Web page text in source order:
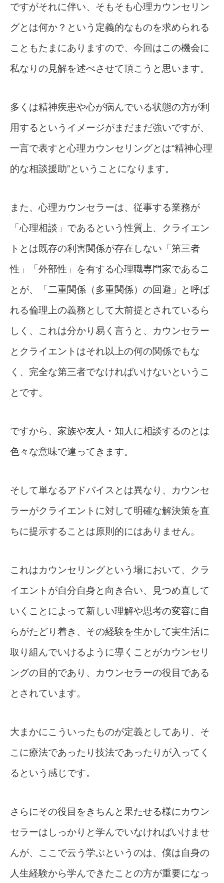
ですがそれに伴い、そもそも心理カウンセリン
グとは何か？という定義的なものを求められる
こともたまにありますので、今回はこの機会に
私なりの見解を述べさせて頂こうと思います。
多くは精神疾患や心が病んでいる状態の方が利
用するというイメージがまだまだ強いですが、
一言で表すと心理カウンセリングとは“精神心理
的な相談援助”ということになります。
また、心理カウンセラーは、従事する業務が
「心理相談」であるという性質上、クライエン
トとは既存の利害関係が存在しない「第三者
性」「外部性」を有する心理職専門家であるこ
とが、「二重関係（多重関係）の回避」と呼ば
れる倫理上の義務として大前提とされているら
しく、これは分かり易く言うと、カウンセラー
とクライエントはそれ以上の何の関係でもな
く、完全な第三者でなければいけないというこ
とです。
ですから、家族や友人・知人に相談するのとは
色々な意味で違ってきます。
そして単なるアドバイスとは異なり、カウンセ
ラーがクライエントに対して明確な解決策を直
ちに提示することは原則的にはありません。
これはカウンセリングという場において、クラ
イエントが自分自身と向き合い、見つめ直して
いくことによって新しい理解や思考の変容に自
らがたどり着き、その経験を生かして実生活に
取り組んでいけるように導くことがカウンセリ
ングの目的であり、カウンセラーの役目である
とされています。
大まかにこういったものが定義としてあり、そ
こに療法であったり技法であったりが入ってく
るという感じです。
さらにその役目をきちんと果たせる様にカウン
セラーはしっかりと学んでいなければいけませ
んが、ここで云う学ぶというのは、僕は自身の
人生経験から学んできたことの方が重要になっ